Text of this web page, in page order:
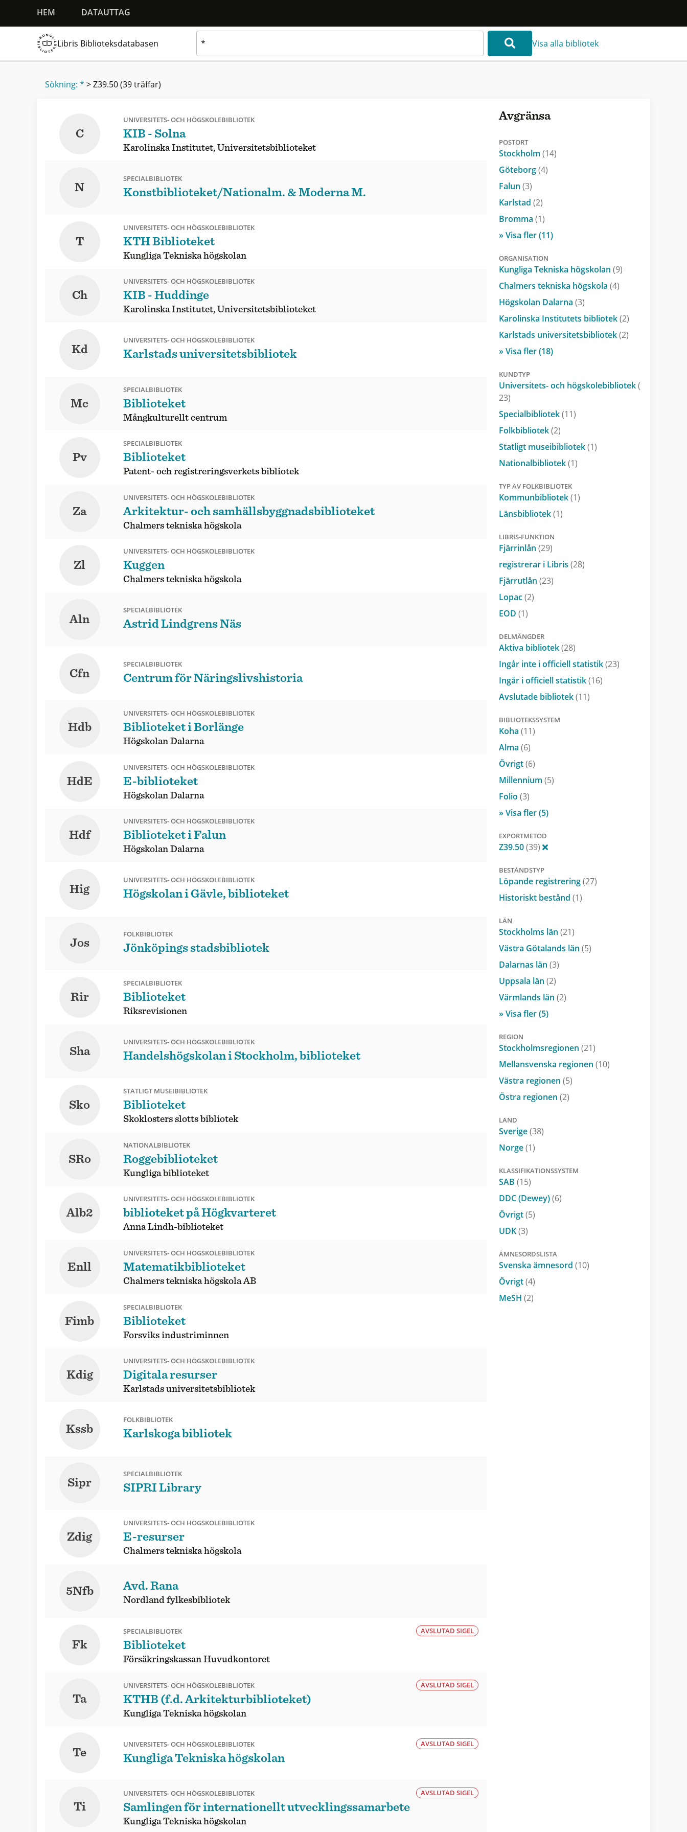
HEM DATAUTTAG
Libris Biblioteksdatabasen Visa alla bibliotek
Sökning: * >Z39.50(39 träffar)
C
UNIVERSITETS- OCH HÖGSKOLEBIBLIOTEK
KIB - Solna
Karolinska Institutet, Universitetsbiblioteket
N
SPECIALBIBLIOTEK
Konstbiblioteket/Nationalm. & Moderna M.
T
UNIVERSITETS- OCH HÖGSKOLEBIBLIOTEK
KTH Biblioteket
Kungliga Tekniska högskolan
Ch
UNIVERSITETS- OCH HÖGSKOLEBIBLIOTEK
KIB - Huddinge
Karolinska Institutet, Universitetsbiblioteket
Kd
UNIVERSITETS- OCH HÖGSKOLEBIBLIOTEK
Karlstads universitetsbibliotek
Mc
SPECIALBIBLIOTEK
Biblioteket
Mångkulturellt centrum
Pv
SPECIALBIBLIOTEK
Biblioteket
Patent- och registreringsverkets bibliotek
Za
UNIVERSITETS- OCH HÖGSKOLEBIBLIOTEK
Arkitektur- och samhällsbyggnadsbiblioteket
Chalmers tekniska högskola
Zl
UNIVERSITETS- OCH HÖGSKOLEBIBLIOTEK
Kuggen
Chalmers tekniska högskola
Aln
SPECIALBIBLIOTEK
Astrid Lindgrens Näs
Cfn
SPECIALBIBLIOTEK
Centrum för Näringslivshistoria
Hdb
UNIVERSITETS- OCH HÖGSKOLEBIBLIOTEK
Biblioteket i Borlänge
Högskolan Dalarna
HdE
UNIVERSITETS- OCH HÖGSKOLEBIBLIOTEK
E-biblioteket
Högskolan Dalarna
Hdf
UNIVERSITETS- OCH HÖGSKOLEBIBLIOTEK
Biblioteket i Falun
Högskolan Dalarna
Hig
UNIVERSITETS- OCH HÖGSKOLEBIBLIOTEK
Högskolan i Gävle, biblioteket
Jos
FOLKBIBLIOTEK
Jönköpings stadsbibliotek
Rir
SPECIALBIBLIOTEK
Biblioteket
Riksrevisionen
Sha
UNIVERSITETS- OCH HÖGSKOLEBIBLIOTEK
Handelshögskolan i Stockholm, biblioteket
Sko
STATLIGT MUSEIBIBLIOTEK
Biblioteket
Skoklosters slotts bibliotek
SRo
NATIONALBIBLIOTEK
Roggebiblioteket
Kungliga biblioteket
Alb2
UNIVERSITETS- OCH HÖGSKOLEBIBLIOTEK
biblioteket på Högkvarteret
Anna Lindh-biblioteket
Enll
UNIVERSITETS- OCH HÖGSKOLEBIBLIOTEK
Matematikbiblioteket
Chalmers tekniska högskola AB
Fimb
SPECIALBIBLIOTEK
Biblioteket
Forsviks industriminnen
Kdig
UNIVERSITETS- OCH HÖGSKOLEBIBLIOTEK
Digitala resurser
Karlstads universitetsbibliotek
Kssb
FOLKBIBLIOTEK
Karlskoga bibliotek
Sipr
SPECIALBIBLIOTEK
SIPRI Library
Zdig
UNIVERSITETS- OCH HÖGSKOLEBIBLIOTEK
E-resurser
Chalmers tekniska högskola
5Nfb Avd. Rana
Nordland fylkesbibliotek
Fk
SPECIALBIBLIOTEK AVSLUTAD SIGEL
Biblioteket
Försäkringskassan Huvudkontoret
Ta
UNIVERSITETS- OCH HÖGSKOLEBIBLIOTEK AVSLUTAD SIGEL
KTHB (f.d. Arkitekturbiblioteket)
Kungliga Tekniska högskolan
Te
UNIVERSITETS- OCH HÖGSKOLEBIBLIOTEK AVSLUTAD SIGEL
Kungliga Tekniska högskolan
Ti
UNIVERSITETS- OCH HÖGSKOLEBIBLIOTEK AVSLUTAD SIGEL
Samlingen för internationellt utvecklingssamarbete
Kungliga Tekniska högskolan
Avgränsa
POSTORT
Stockholm (14)
Göteborg(4)
Falun (3)
Karlstad (2)
Bromma (1)
» Visa fler (11)
ORGANISATION
Kungliga Tekniska högskolan (9)
Chalmers tekniska högskola (4)
Högskolan Dalarna (3)
Karolinska Institutets bibliotek(2)
Karlstads universitetsbibliotek(2)
» Visa fler (18)
KUNDTYP
Universitets- och högskolebibliotek(
23)
Specialbibliotek(11)
Folkbibliotek(2)
Statligt museibibliotek(1)
Nationalbibliotek(1)
TYP AV FOLKBIBLIOTEK
Kommunbibliotek(1)
Länsbibliotek(1)
LIBRIS-FUNKTION
Fjärrinlån (29)
registrerar i Libris (28)
Fjärrutlån (23)
Lopac(2)
EOD (1)
DELMÄNGDER
Aktiva bibliotek(28)
Ingår inte i officiell statistik(23)
Ingår i officiell statistik(16)
Avslutade bibliotek(11)
BIBLIOTEKSSYSTEM
Koha (11)
Alma (6)
Övrigt(6)
Millennium (5)
Folio (3)
» Visa fler (5)
EXPORTMETOD
Z39.50(39)
BESTÅNDSTYP
Löpande registrering(27)
Historiskt bestånd (1)
LÄN
Stockholms län (21)
Västra Götalands län (5)
Dalarnas län (3)
Uppsala län (2)
Värmlands län (2)
» Visa fler (5)
REGION
Stockholmsregionen (21)
Mellansvenska regionen (10)
Västra regionen (5)
Östra regionen (2)
LAND
Sverige(38)
Norge(1)
KLASSIFIKATIONSSYSTEM
SAB (15)
DDC (Dewey)(6)
Övrigt(5)
UDK(3)
ÄMNESORDSLISTA
Svenska ämnesord (10)
Övrigt(4)
MeSH (2)